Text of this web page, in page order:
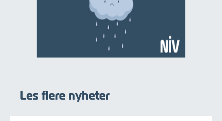
Les flere nyheter